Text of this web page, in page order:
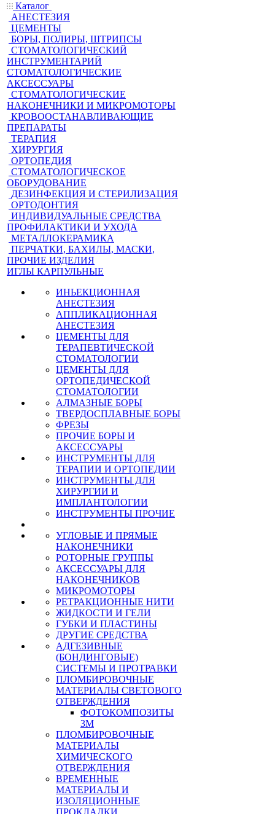
Каталог
АНЕСТЕЗИЯ
ЦЕМЕНТЫ
БОРЫ, ПОЛИРЫ, ШТРИПСЫ
СТОМАТОЛОГИЧЕСКИЙ
ИНСТРУМЕНТАРИЙ
СТОМАТОЛОГИЧЕСКИЕ
АКСЕССУАРЫ
СТОМАТОЛОГИЧЕСКИЕ
НАКОНЕЧНИКИ И МИКРОМОТОРЫ
КРОВООСТАНАВЛИВАЮЩИЕ
ПРЕПАРАТЫ
ТЕРАПИЯ
ХИРУРГИЯ
ОРТОПЕДИЯ
СТОМАТОЛОГИЧЕСКОЕ
ОБОРУДОВАНИЕ
ДЕЗИНФЕКЦИЯ И СТЕРИЛИЗАЦИЯ
ОРТОДОНТИЯ
ИНДИВИДУАЛЬНЫЕ СРЕДСТВА
ПРОФИЛАКТИКИ И УХОДА
МЕТАЛЛОКЕРАМИКА
ПЕРЧАТКИ, БАХИЛЫ, МАСКИ,
ПРОЧИЕ ИЗДЕЛИЯ
ИГЛЫ КАРПУЛЬНЫЕ
ИНЬЕКЦИОННАЯ
АНЕСТЕЗИЯ
АППЛИКАЦИОННАЯ
АНЕСТЕЗИЯ
ЦЕМЕНТЫ ДЛЯ
ТЕРАПЕВТИЧЕСКОЙ
СТОМАТОЛОГИИ
ЦЕМЕНТЫ ДЛЯ
ОРТОПЕДИЧЕСКОЙ
СТОМАТОЛОГИИ
АЛМАЗНЫЕ БОРЫ
ТВЕРДОСПЛАВНЫЕ БОРЫ
ФРЕЗЫ
ПРОЧИЕ БОРЫ И
АКСЕССУАРЫ
ИНСТРУМЕНТЫ ДЛЯ
ТЕРАПИИ И ОРТОПЕДИИ
ИНСТРУМЕНТЫ ДЛЯ
ХИРУРГИИ И
ИМПЛАНТОЛОГИИ
ИНСТРУМЕНТЫ ПРОЧИЕ
УГЛОВЫЕ И ПРЯМЫЕ
НАКОНЕЧНИКИ
РОТОРНЫЕ ГРУППЫ
АКСЕССУАРЫ ДЛЯ
НАКОНЕЧНИКОВ
МИКРОМОТОРЫ
РЕТРАКЦИОННЫЕ НИТИ
ЖИДКОСТИ И ГЕЛИ
ГУБКИ И ПЛАСТИНЫ
ДРУГИЕ СРЕДСТВА
АДГЕЗИВНЫЕ
(БОНДИНГОВЫЕ)
СИСТЕМЫ И ПРОТРАВКИ
ПЛОМБИРОВОЧНЫЕ
МАТЕРИАЛЫ СВЕТОВОГО
ОТВЕРЖДЕНИЯ
ФОТОКОМПОЗИТЫ
3М
ПЛОМБИРОВОЧНЫЕ
МАТЕРИАЛЫ
ХИМИЧЕСКОГО
ОТВЕРЖДЕНИЯ
ВРЕМЕННЫЕ
МАТЕРИАЛЫ И
ИЗОЛЯЦИОННЫЕ
ПРОКЛАДКИ